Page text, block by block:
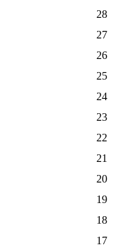
28
27
26
25
24
23
22
21
20
19
18
17